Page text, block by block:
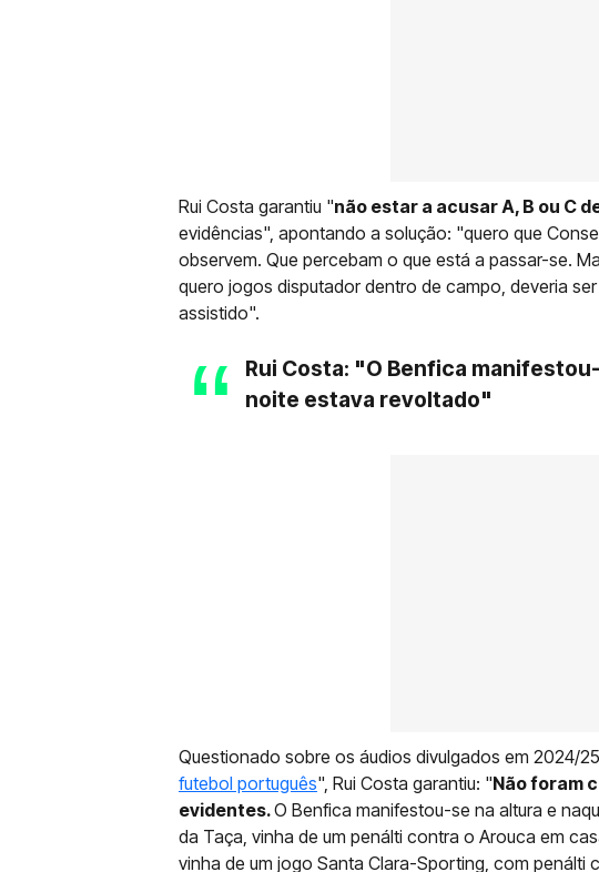
Rui Costa garantiu "não estar a acusar A, B ou C
evidências", apontando a solução: "quero que
observem. Que percebam o que está a passar-se.
quero jogos disputador dentro de campo, deveria
assistido".
Rui Costa: "O Benfica
noite estava revoltado"
Questionado sobre os áudios divulgados em 2024/25,
futebol português", Rui Costa garantiu: "Não foram
evidentes.O Benfica manifestou-se na altura e
da Taça, vinha de um penálti contra o Arouca em
vinha de um jogo Santa Clara-Sporting, com